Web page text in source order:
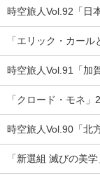
時空旅人Vol.92「日
「エリック・カー
時空旅人Vol.91「加
「クロード・モネ
時空旅人Vol.90「北
「新選組 滅びの美